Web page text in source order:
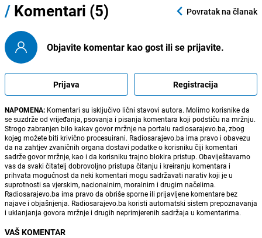
/ Komentari (5) Povratak na članak
Objavite komentar kao gost ili se prijavite.
Prijava Registracija
NAPOMENA: Komentari su isključivo lični stavovi autora. Molimo korisnike da
se suzdrže od vrijeđanja, psovanja i pisanja komentara koji podstiču na mržnju.
Strogo zabranjen bilo kakav govor mržnje na portalu radiosarajevo.ba, zbog
kojeg možete biti krivično procesuirani. Radiosarajevo.ba ima pravo i obavezu
da na zahtjev zvaničnih organa dostavi podatke o korisniku čiji komentari
sadrže govor mržnje, kao i da korisniku trajno blokira pristup. Obaviještavamo
vas da svaki čitatelj dobrovoljno pristupa čitanju i kreiranju komentara i
prihvata mogućnost da neki komentari mogu sadržavati narativ koji je u
suprotnosti sa vjerskim, nacionalnim, moralnim i drugim načelima.
Radiosarajevo.ba ima pravo da obriše sporne ili prijavljene komentare bez
najave i objašnjenja. Radiosarajevo.ba koristi automatski sistem prepoznavanja
i uklanjanja govora mržnje i drugih neprimjerenih sadržaja u komentarima.
VAŠ KOMENTAR